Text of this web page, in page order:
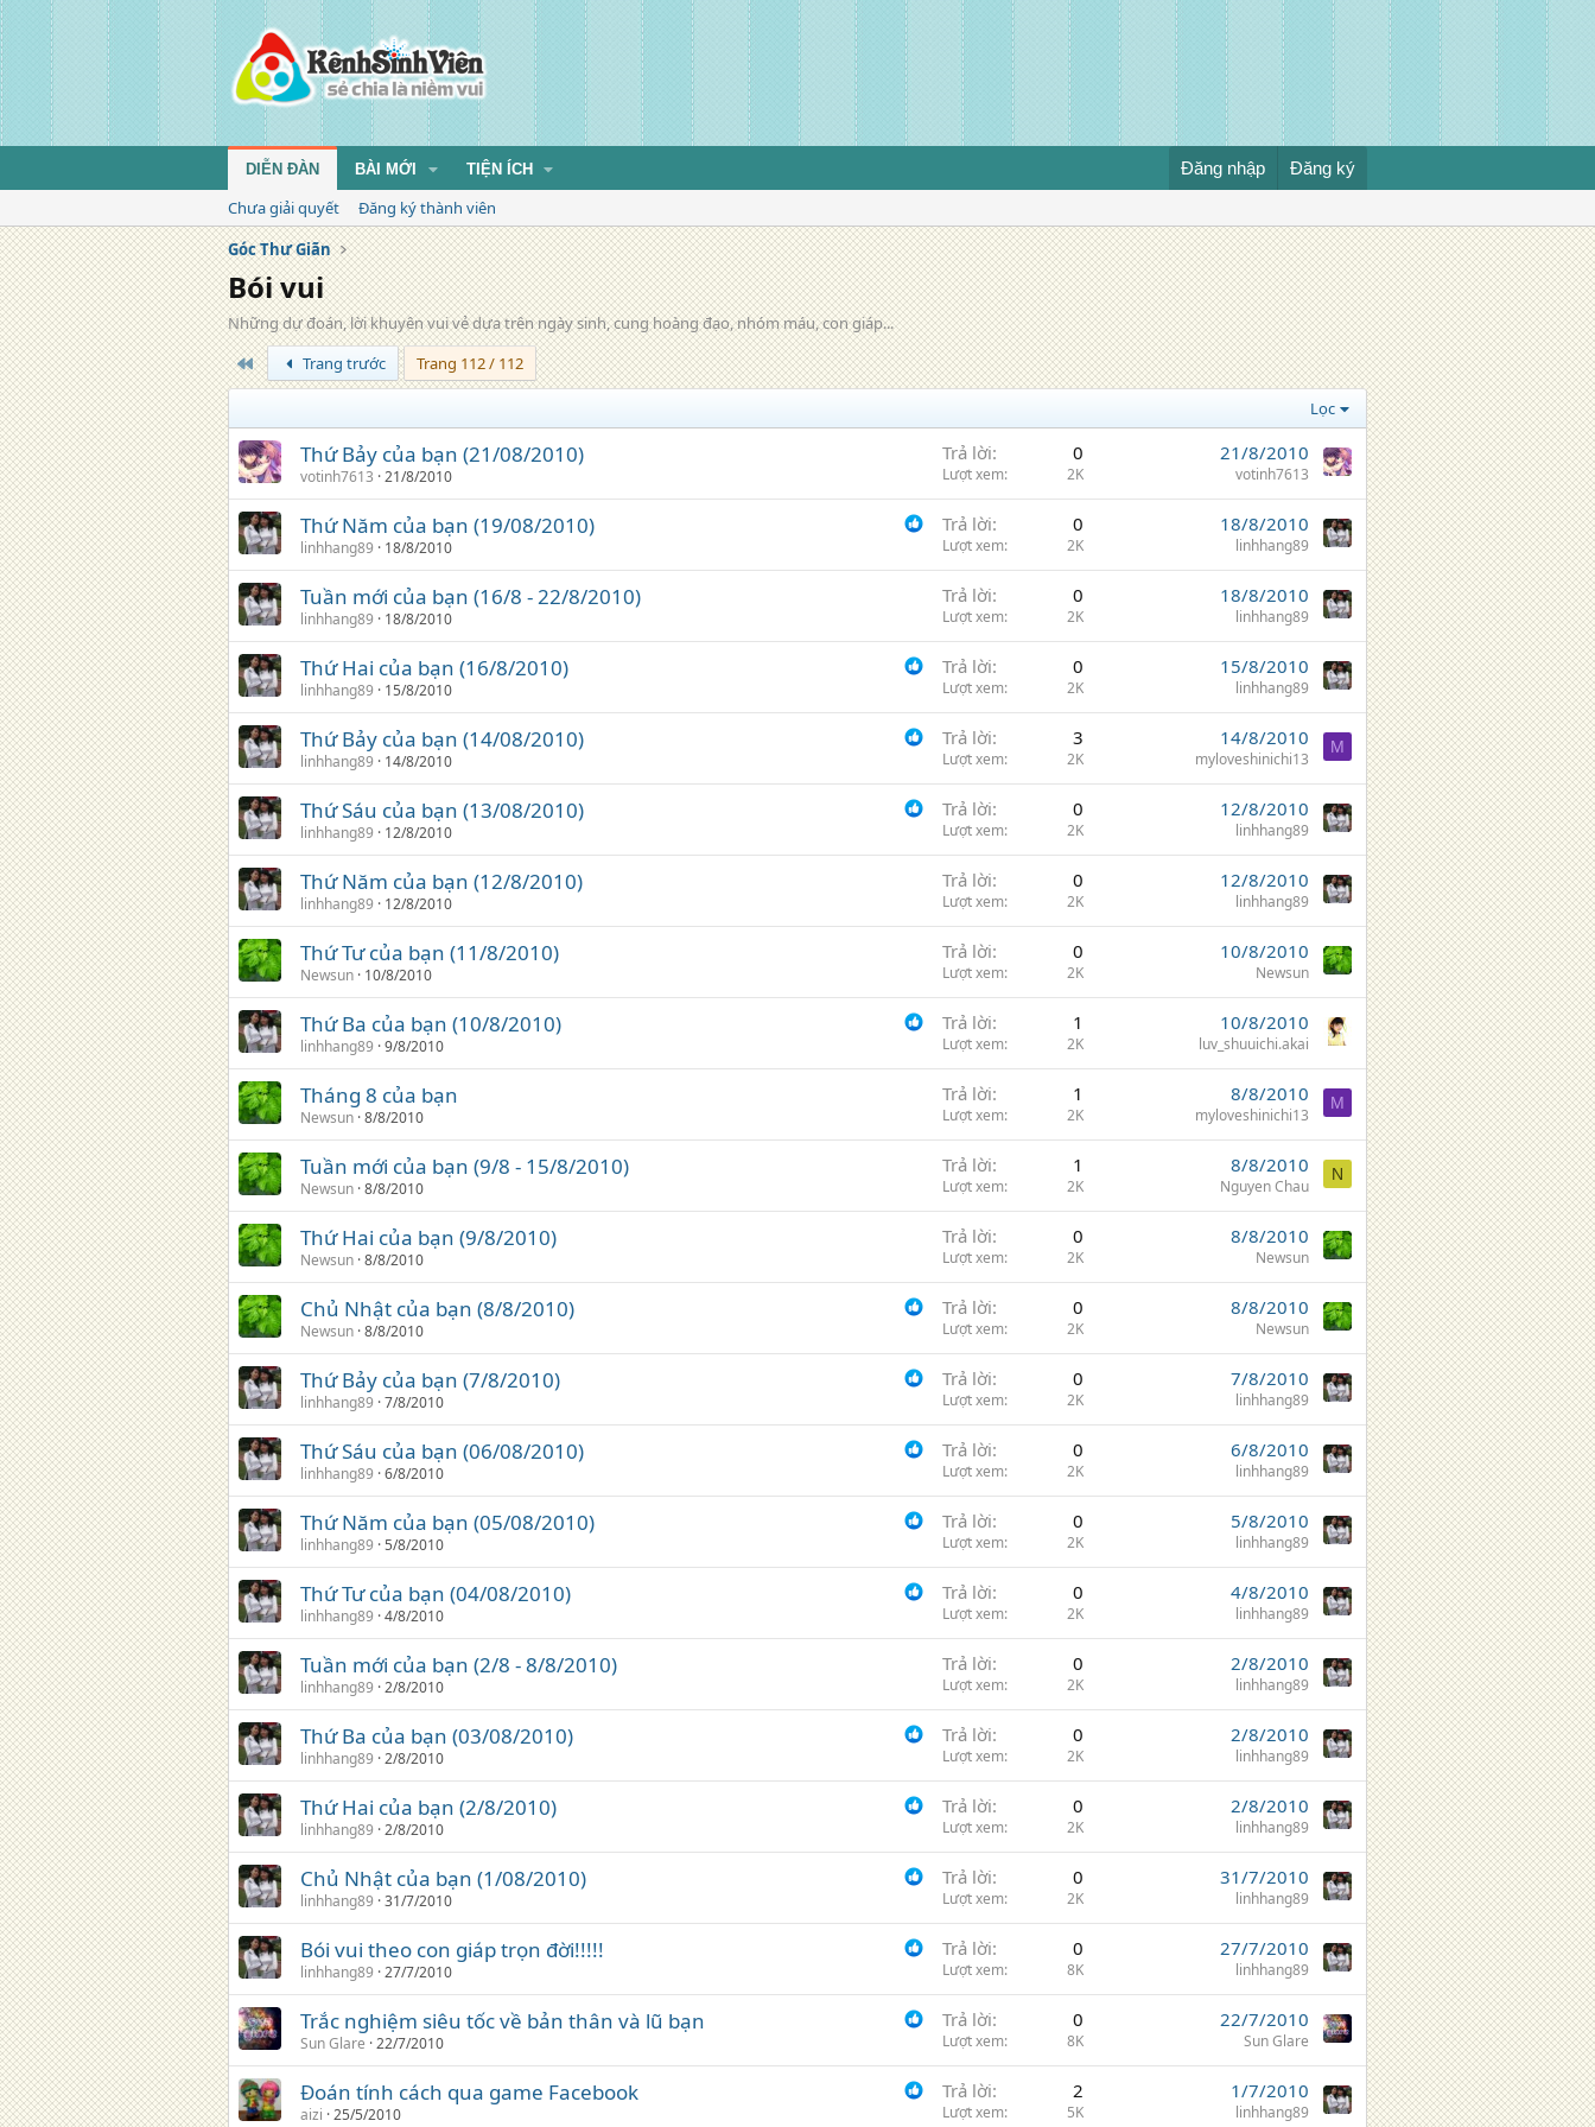
DIỄN ĐÀN BÀI MỚI TIỆN ÍCH Đăng nhập Đăng ký
Chưa giải quyết
Đăng ký thành viên
Góc Thư Giãn
Bói vui
Những dự đoán, lời khuyên vui vẻ dựa trên ngày sinh, cung hoàng đạo, nhóm máu, con giáp...
Trang đầuTrang trước Trang 112 / 112
Lọc
Thứ Bảy của bạn (21/08/2010)
votinh7613 21/8/2010
Trả lời 0
Lượt xem 2K
21/8/2010
votinh7613
Thứ Năm của bạn (19/08/2010)
linhhang89 18/8/2010
Trả lời 0
Lượt xem 2K
18/8/2010
linhhang89
Tuần mới của bạn (16/8 - 22/8/2010)
linhhang89 18/8/2010
Trả lời 0
Lượt xem 2K
18/8/2010
linhhang89
Thứ Hai của bạn (16/8/2010)
linhhang89 15/8/2010
Trả lời 0
Lượt xem 2K
15/8/2010
linhhang89
Thứ Bảy của bạn (14/08/2010)
linhhang89 14/8/2010
Trả lời 3
Lượt xem 2K
14/8/2010
myloveshinichi13
M
Thứ Sáu của bạn (13/08/2010)
linhhang89 12/8/2010
Trả lời 0
Lượt xem 2K
12/8/2010
linhhang89
Thứ Năm của bạn (12/8/2010)
linhhang89 12/8/2010
Trả lời 0
Lượt xem 2K
12/8/2010
linhhang89
Thứ Tư của bạn (11/8/2010)
Newsun 10/8/2010
Trả lời 0
Lượt xem 2K
10/8/2010
Newsun
Thứ Ba của bạn (10/8/2010)
linhhang89 9/8/2010
Trả lời 1
Lượt xem 2K
10/8/2010
luv_shuuichi.akai
Tháng 8 của bạn
Newsun 8/8/2010
Trả lời 1
Lượt xem 2K
8/8/2010
myloveshinichi13
M
Tuần mới của bạn (9/8 - 15/8/2010)
Newsun 8/8/2010
Trả lời 1
Lượt xem 2K
8/8/2010
Nguyen Chau
N
Thứ Hai của bạn (9/8/2010)
Newsun 8/8/2010
Trả lời 0
Lượt xem 2K
8/8/2010
Newsun
Chủ Nhật của bạn (8/8/2010)
Newsun 8/8/2010
Trả lời 0
Lượt xem 2K
8/8/2010
Newsun
Thứ Bảy của bạn (7/8/2010)
linhhang89 7/8/2010
Trả lời 0
Lượt xem 2K
7/8/2010
linhhang89
Thứ Sáu của bạn (06/08/2010)
linhhang89 6/8/2010
Trả lời 0
Lượt xem 2K
6/8/2010
linhhang89
Thứ Năm của bạn (05/08/2010)
linhhang89 5/8/2010
Trả lời 0
Lượt xem 2K
5/8/2010
linhhang89
Thứ Tư của bạn (04/08/2010)
linhhang89 4/8/2010
Trả lời 0
Lượt xem 2K
4/8/2010
linhhang89
Tuần mới của bạn (2/8 - 8/8/2010)
linhhang89 2/8/2010
Trả lời 0
Lượt xem 2K
2/8/2010
linhhang89
Thứ Ba của bạn (03/08/2010)
linhhang89 2/8/2010
Trả lời 0
Lượt xem 2K
2/8/2010
linhhang89
Thứ Hai của bạn (2/8/2010)
linhhang89 2/8/2010
Trả lời 0
Lượt xem 2K
2/8/2010
linhhang89
Chủ Nhật của bạn (1/08/2010)
linhhang89 31/7/2010
Trả lời 0
Lượt xem 2K
31/7/2010
linhhang89
Bói vui theo con giáp trọn đời!!!!!
linhhang89 27/7/2010
Trả lời 0
Lượt xem 8K
27/7/2010
linhhang89
Trắc nghiệm siêu tốc về bản thân và lũ bạn
Sun Glare 22/7/2010
Trả lời 0
Lượt xem 8K
22/7/2010
Sun Glare
Đoán tính cách qua game Facebook
aizi 25/5/2010
Trả lời 2
Lượt xem 5K
1/7/2010
linhhang89